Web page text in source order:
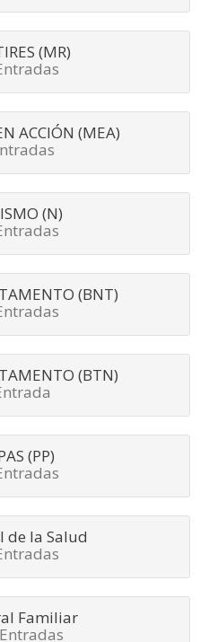
(MR)
ACCIÓN (MEA)
(N)
(BNT)
(BTN)
(PP)
de la Salud
Familiar